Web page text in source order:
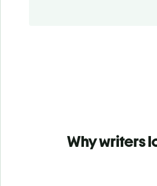
Why writers